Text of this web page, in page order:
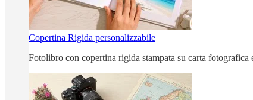
Copertina Rigida personalizzabile
Fotolibro con copertina rigida stampata su carta